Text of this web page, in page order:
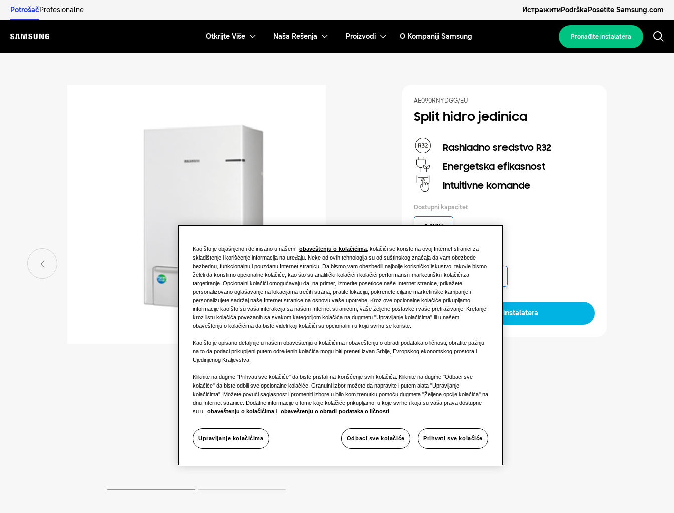
PotrošačProfesionalne ИстражитиPodrškaPosetite Samsung.com
Menu
Otkrijte Više Naša Rešenja Proizvodi O Kompaniji Samsung Pronađite instalatera
Split hidro jedinica
AE090RNYDGG/EU
Rashladno sredstvo R32
Energetska efikasnost
Intuitivne komande
Dostupni kapacitet
9.0KW
Dostupna snaga
Jedna faza
Pronađite instalatera
Kao što je objašnjeno i definisano u našem obaveštenju o kolačićima , kolačići se koriste na ovoj Internet stranici za
skladištenje i korišćenje informacija na uređaju. Neke od ovih tehnologija su od suštinskog značaja da vam obezbede
bezbednu, funkcionalnu i pouzdanu Internet stranicu. Da bismo vam obezbedili najbolje korisničko iskustvo, takođe bismo
želeli da koristimo opcionalne kolačiće, kao što su analitički kolačići i kolačići performansi i marketinški i kolačići za
targetiranje. Opcionalni kolačići omogućavaju da, na primer, izmerite posetioce naše Internet stranice, prikažete
personalizovano oglašavanje na lokacijama trećih strana, pratite lokaciju, pokrenete ciljane marketinške kampanje i
personalizujete sadržaj naše Internet stranice na osnovu vaše upotrebe. Kroz ove opcionalne kolačiće prikupljamo
informacije kao što su vaša interakcija sa našom Internet stranicom, vaše željene postavke i vaše pretraživanje. Kretanje
kroz listu kolačića povezanih sa svakom kategorijom kolačića na dugmetu "Upravljanje kolačićima" ili u našem
obaveštenju o kolačićima da biste videli koji kolačići su opcionalni i u koju svrhu se koriste.
Kao što je opisano detaljnije u našem obaveštenju o kolačićima i obaveštenju o obradi podataka o ličnosti, obratite pažnju
na to da podaci prikupljeni putem određenih kolačića mogu biti preneti izvan Srbije, Evropskog ekonomskog prostora i
Ujedinjenog Kraljevstva.
Kliknite na dugme "Prihvati sve kolačiće" da biste pristali na korišćenje svih kolačića. Kliknite na dugme "Odbaci sve
kolačiće" da biste odbili sve opcionalne kolačiće. Granulni izbor možete da napravite i putem alata "Upravljanje
kolačićima". Možete povući saglasnost i promeniti izbore u bilo kom trenutku pomoću dugmeta "Željene opcije kolačića" na
dnu Internet stranice. Dodatne informacije o tome koje kolačiće prikupljamo, u koje svrhe i koja su vaša prava dostupne
su u
obaveštenju o kolačićima i obaveštenju o obradi podataka o ličnosti
Upravljanje kolačićima Odbaci sve kolačiće Prihvati sve kolačiće